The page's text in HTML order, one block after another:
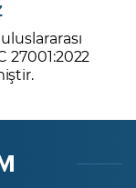
27001:2022